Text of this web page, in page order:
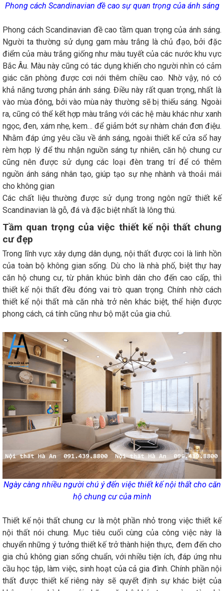
Phong cách Scandinavian đề cao sự quan trọng của ánh sáng
Phong cách Scandinavian đề cao tầm quan trọng của ánh sáng.
Người ta thường sử dụng gam màu trắng là chủ đạo, bởi đặc
điểm của màu trắng giống như màu tuyết của các nước khu vực
Bắc Âu. Màu này cũng có tác dụng khiến cho người nhìn có cảm
giác căn phòng được cơi nới thêm chiều cao. Nhờ vậy, nó có
khả năng tương phản ánh sáng. Điều này rất quan trọng, nhất là
vào mùa đông, bởi vào mùa này thường sẽ bị thiếu sáng. Ngoài
ra, cũng có thể kết hợp màu trắng với các hệ màu khác như xanh
ngọc, đen, xám nhẹ, kem… để giảm bớt sự nhàm chán đơn điệu.
Nhằm đáp ứng yêu cầu về ánh sáng, ngoài thiết kế cửa sổ hay
rèm hợp lý để thu nhận nguồn sáng tự nhiên, căn hộ chung cư
cũng nên được sử dụng các loại đèn trang trí để có thêm
nguồn ánh sáng nhân tạo, giúp tạo sự nhẹ nhành và thoải mái
cho không gian
Các chất liệu thường được sử dụng trong ngôn ngữ thiết kế
Scandinavian là gỗ, đá và đặc biệt nhất là lông thú.
Tầm quan trọng của việc thiết kế nội thất chung
cư đẹp
Trong lĩnh vực xây dựng dân dụng, nội thất được coi là linh hồn
của toàn bộ không gian sống. Dù cho là nhà phố, biệt thự hay
căn hộ chung cư, từ phân khúc bình dân cho đến cao cấp, thì
thiết kế nội thất đều đóng vai trò quan trọng. Chính nhờ cách
thiết kế nội thất mà căn nhà trở nên khác biệt, thể hiện được
phong cách, cá tính cũng như bộ mặt của gia chủ.
Ngày càng nhiều người chú ý đến việc thiết kế nội thất cho căn
hộ chung cư của mình
Thiết kế nội thất chung cư là một phần nhỏ trong việc thiết kế
nội thất nói chung. Mục tiêu cuối cùng của công việc này là
chuyển những ý tưởng thiết kế trở thành hiện thực, đem đến cho
gia chủ không gian sống chuẩn, với nhiều tiện ích, đáp ứng nhu
cầu học tập, làm việc, sinh hoạt của cả gia đình. Chính phần nội
thất được thiết kế riêng này sẽ quyết định sự khác biệt của